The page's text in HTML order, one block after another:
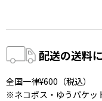
配送の送料
全国一律¥600（税込）
※ネコポス・ゆうパケッ